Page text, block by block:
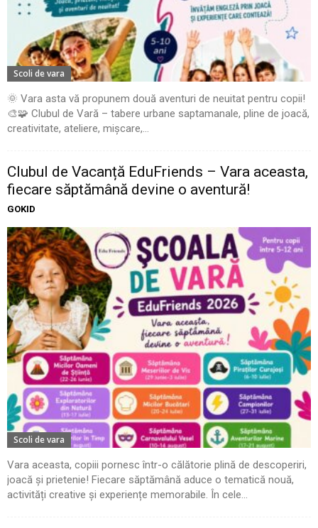
Scoli de vara
🌞 Vara asta vă propunem două aventuri de neuitat pentru copii!
🎨🧩 Clubul de Vară – tabere urbane saptamanale, pline de joacă,
creativitate, ateliere, mișcare,...
Clubul de Vacanță EduFriends – Vara aceasta,
fiecare săptămână devine o aventură!
GOKID
Scoli de vara
Vara aceasta, copiii pornesc într-o călătorie plină de descoperiri,
joacă și prietenie! Fiecare săptămână aduce o tematică nouă,
activități creative și experiențe memorabile. În cele...